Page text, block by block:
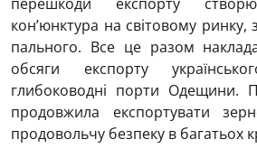
кон’юнктура на світовому
пального. Все це разом
обсяги експорту
глибоководні порти Одещини.
продовжила експортувати
продовольчу безпеку в багатьох